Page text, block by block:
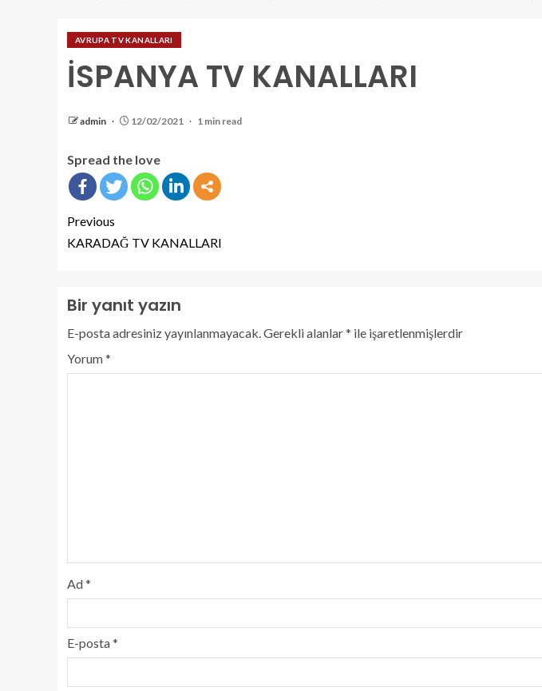
AVRUPA TV KANALLARI
İSPANYA TV KANALLARI
admin 12/02/2021 1 min read
Spread the love
Previous
KARADAĞ TV KANALLARI
Bir yanıt yazın
E-posta adresiniz yayınlanmayacak.Gerekli alanlar* ile işaretlenmişlerdir
Yorum*
Ad*
E-posta*